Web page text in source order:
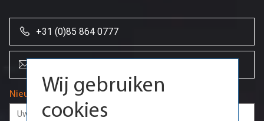
+31 (0)85 864 0777
Nieuwsbrief
Wij gebruiken
cookies
Door onze website te blijven gebruiken,
gaat u akkoord met het gebruik van cookies
die nodig zijn voor de werking van de
basisfuncties van de website en om